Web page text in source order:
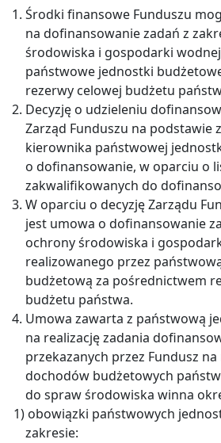
Środki finansowe Funduszu
na dofinansowanie zadań z
środowiska i gospodarki
państwowe jednostki
rezerwy celowej budżetu
Decyzję o udzieleniu
Zarząd Funduszu na podstawie
kierownika państwowej
o dofinansowanie, w oparciu o
zakwalifikowanych do
W oparciu o decyzję Zarządu
jest umowa o dofinansowanie
ochrony środowiska i
realizowanego przez
budżetową za pośrednictwem
budżetu państwa.
Umowa zawarta z państwową
na realizację zadania
przekazanych przez Fundusz
dochodów budżetowych
do spraw środowiska winna
1) obowiązki państwowych
zakresie: